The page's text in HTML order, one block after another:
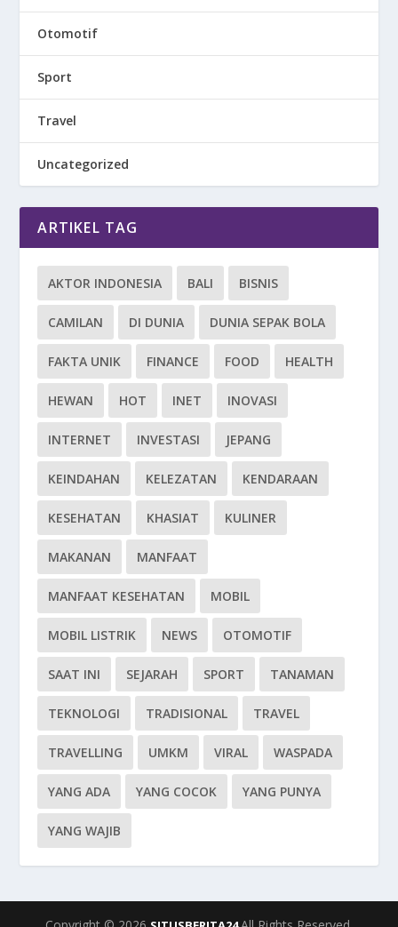
Otomotif
Sport
Travel
Uncategorized
ARTIKEL TAG
AKTOR INDONESIA BALI BISNIS
CAMILAN DI DUNIA DUNIA SEPAK BOLA
FAKTA UNIK FINANCE FOOD HEALTH
HEWAN HOT INET INOVASI
INTERNET INVESTASI JEPANG
KEINDAHAN KELEZATAN KENDARAAN
KESEHATAN KHASIAT KULINER
MAKANAN MANFAAT
MANFAAT KESEHATAN MOBIL
MOBIL LISTRIK NEWS OTOMOTIF
SAAT INI SEJARAH SPORT TANAMAN
TEKNOLOGI TRADISIONAL TRAVEL
TRAVELLING UMKM VIRAL WASPADA
YANG ADA YANG COCOK YANG PUNYA
YANG WAJIB